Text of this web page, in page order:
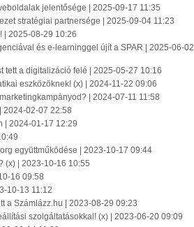
jelentősége | 2025-09-17 11:35
stratégiai partnersége | 2025-09-04 11:23
| 2025-08-29 10:26
és e-learninggel újít a SPAR | 2025-06-02
tett a digitalizáció felé | 2025-05-27 10:16
eszközöknek! (x) | 2024-11-22 09:06
| 2024-07-11 11:58
2024-02-07 22:58
| 2024-01-17 12:29
együttműködése | 2023-10-17 09:44
(x) | 2023-10-16 10:55
16 09:58
10-13 11:12
a Számlázz.hu | 2023-08-29 09:23
szolgáltatásokkal! (x) | 2023-06-20 09:09